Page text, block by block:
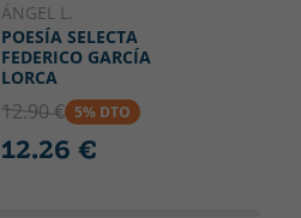
ÁNGEL L.
POESÍA SELECTA
FEDERICO GARCÍA
LORCA
12.90 € 5% DTO
12.26 €